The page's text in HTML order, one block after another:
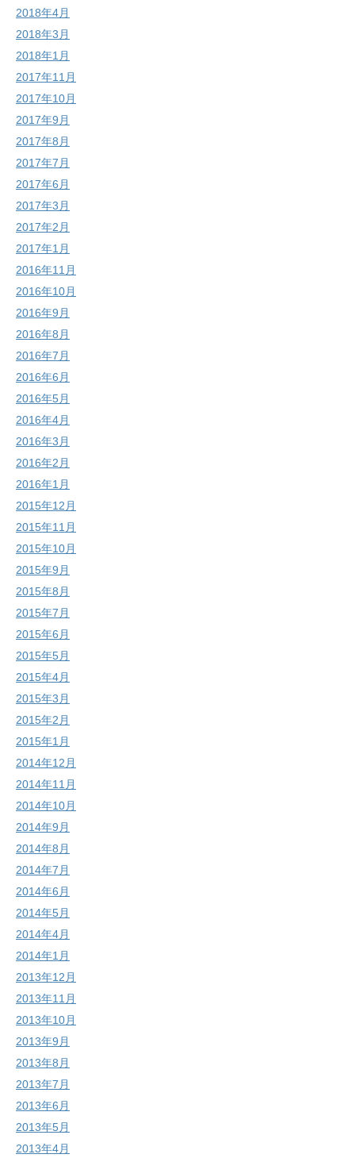
2018年4月
2018年3月
2018年1月
2017年11月
2017年10月
2017年9月
2017年8月
2017年7月
2017年6月
2017年3月
2017年2月
2017年1月
2016年11月
2016年10月
2016年9月
2016年8月
2016年7月
2016年6月
2016年5月
2016年4月
2016年3月
2016年2月
2016年1月
2015年12月
2015年11月
2015年10月
2015年9月
2015年8月
2015年7月
2015年6月
2015年5月
2015年4月
2015年3月
2015年2月
2015年1月
2014年12月
2014年11月
2014年10月
2014年9月
2014年8月
2014年7月
2014年6月
2014年5月
2014年4月
2014年1月
2013年12月
2013年11月
2013年10月
2013年9月
2013年8月
2013年7月
2013年6月
2013年5月
2013年4月